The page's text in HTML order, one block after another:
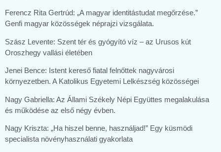
Ferencz Rita Gertrúd: „A magyar identitástudat megőrzése.”
Genfi magyar közösségek néprajzi vizsgálata.
Szász Levente: Szent tér és gyógyító víz – az Urusos kút
Oroszhegy vallási életében
Jenei Bence: Istent kereső fiatal felnőttek nagyvárosi
környezetben. A Katolikus Egyetemi Lelkészség közösségei
Nagy Gabriella: Az Állami Székely Népi Együttes megalakulása
és működése az első négy évben.
Nagy Kriszta: „Ha hiszel benne, használjad!” Egy küsmödi
specialista növényhasználati gyakorlata